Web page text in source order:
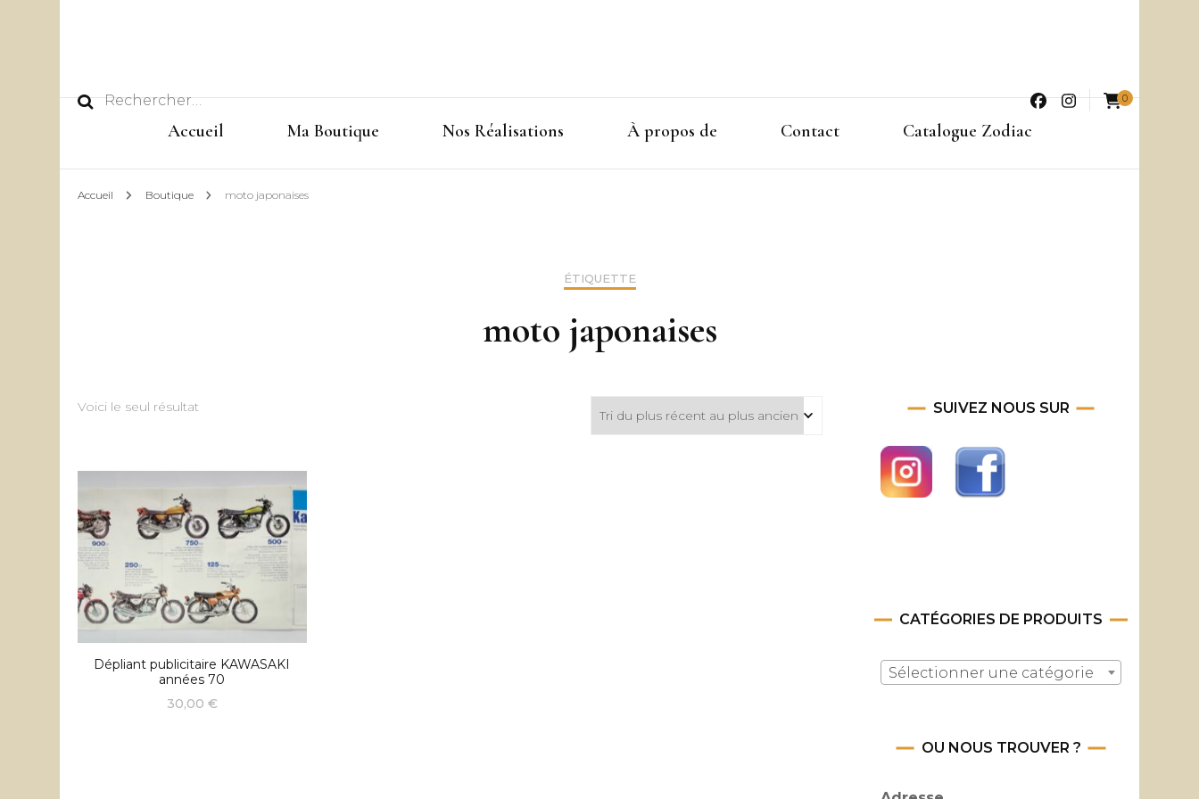
Rechercher : 0
Accueil Ma Boutique Nos Réalisations À propos de Contact Catalogue Zodiac
Accueil Boutique moto japonaises
ÉTIQUETTE
moto japonaises
Voici le seul résultat
Dépliant publicitaire KAWASAKI
années 70
30,00 €
SUIVEZ NOUS SUR
CATÉGORIES DE PRODUITS
Sélectionner une catégorie
OU NOUS TROUVER ?